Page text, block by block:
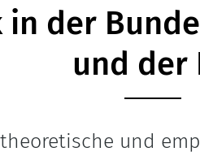
der
und der
und